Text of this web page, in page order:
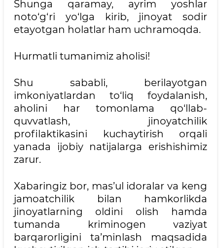
Shunga qaramay, ayrim yoshlar
noto‘g‘ri yo‘lga kirib, jinoyat sodir
etayotgan holatlar ham uchramoqda.
Hurmatli tumanimiz aholisi!
Shu sababli, berilayotgan
imkoniyatlardan to‘liq foydalanish,
aholini har tomonlama qo‘llab-
quvvatlash, jinoyatchilik
profilaktikasini kuchaytirish orqali
yanada ijobiy natijalarga erishishimiz
zarur.
Xabaringiz bor, mas’ul idoralar va keng
jamoatchilik bilan hamkorlikda
jinoyatlarning oldini olish hamda
tumanda kriminogen vaziyat
barqarorligini ta’minlash maqsadida